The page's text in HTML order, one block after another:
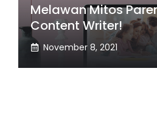
Melawan Mitos
Content Writer!
November 8, 2021